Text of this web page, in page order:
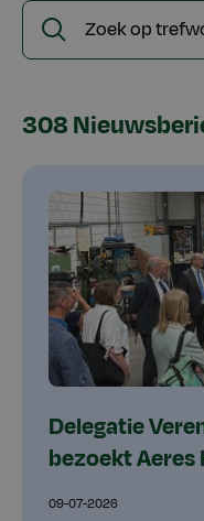
Zoek
Zoeken
308
Delegatie
bezoekt Aeres
09-07-2026